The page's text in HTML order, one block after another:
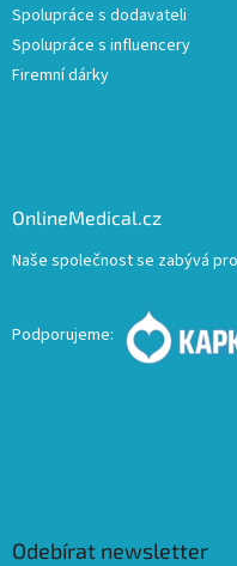
Spolupráce s dodavateli
Spolupráce s influencery
Firemní dárky
OnlineMedical.cz
Naše společnost se zabývá
Podporujeme:
Odebírat newsletter